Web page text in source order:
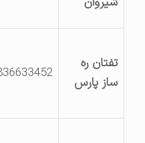
تفتان ره
ساز پارس
5836633452